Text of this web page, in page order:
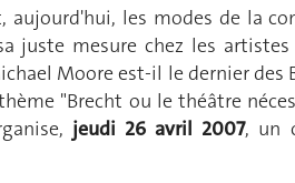
aujourd'hui, les modes de la
juste mesure chez les
Moore est-il le dernier des
"Brecht ou le théâtre
jeudi 26 avril 2007, un